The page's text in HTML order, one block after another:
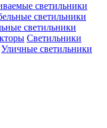
светильники
светильники
светильники
Светильники
Уличные светильники